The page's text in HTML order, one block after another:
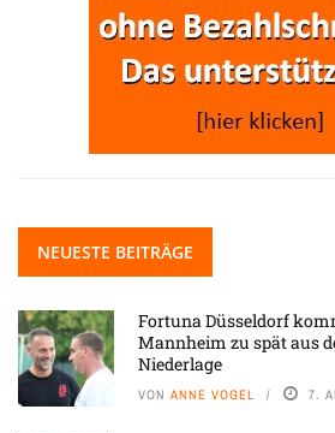
NEUESTE BEITRÄGE
Fortuna Düsseldorf
Mannheim zu spät aus
Niederlage
VON ANNE VOGEL 7.